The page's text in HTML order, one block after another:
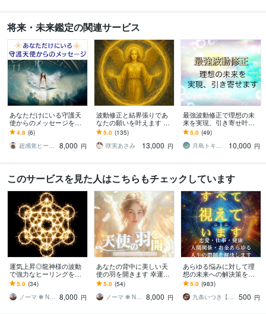
将来・未来鑑定の関連サービス
あなただけにいる守護天
使からのメッセージを伝
えます 特別なスピリチャ
ルメッセージ！守護天使
が今あなたに伝えたい事
4.8 (6)
超感覚ヒーラーHonoka
8,000 円
波動修正と結界張りであ
なたの願いを叶えます 高
次元結界ヒーリング【自
己強化】【願望成就】1ヶ
月持続
5.0 (135)
咲実あさみ
13,000 円
最強波動修正で理想の未
来を実現、引き寄せ叶え
ます 【月2名限定】恋愛復
縁仕事家族将来、人生変
えたい方！霊感霊視
5.0 (49)
月島トキ【未来線を読み解く占い師】
10,000 円
このサービスを見た人はこちらもチェックしています
運気上昇◎龍神様の波動
で強力なヒーリングをし
ます 流れを動かす龍神様
の浄化｜現実を好転させ
新たなステージへ
5.0 (34)
ノーマ ❃ NOMA 8,000 円
あなたの背中に美しい天
使の羽を開きます 幸運・
ご縁を引き寄せるエンジ
ェルヒーリング｜ツイン
レイ統合
5.0 (54)
ノーマ ❃ NOMA 8,000 円
あらゆる悩みに対して理
想の未来への解決策を授
けます 人生が上手くいか
ないと悩んでいる人に未
来を好転させる魂の導き
5.0 (983)
九条いつき【高次元宇宙霊視師】
500 円